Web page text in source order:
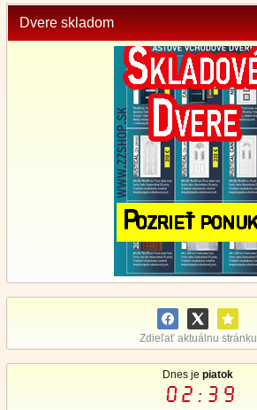
Dvere skladom
Zdieľať aktuálnu stránku
Dnes je piatok
02:39